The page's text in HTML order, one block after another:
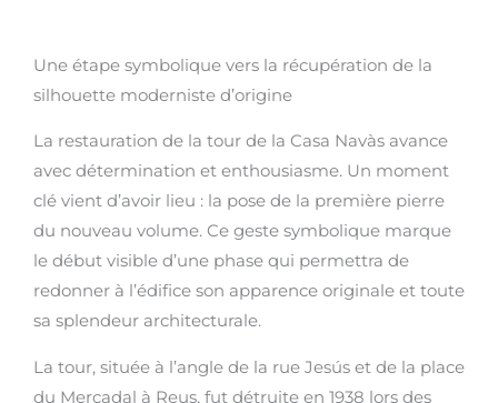
Une étape symbolique vers la récupération de la
silhouette moderniste d’origine
La restauration de la tour de la Casa Navàs avance
avec détermination et enthousiasme. Un moment
clé vient d’avoir lieu : la pose de la première pierre
du nouveau volume. Ce geste symbolique marque
le début visible d’une phase qui permettra de
redonner à l’édifice son apparence originale et toute
sa splendeur architecturale.
La tour, située à l’angle de la rue Jesús et de la place
du Mercadal à Reus, fut détruite en 1938 lors des